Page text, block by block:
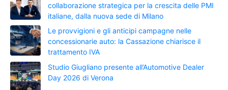
collaborazione strategica per la crescita delle PMI
italiane, dalla nuova sede di Milano
Le provvigioni e gli anticipi campagne nelle
concessionarie auto: la Cassazione chiarisce il
trattamento IVA
Studio Giugliano presente all’Automotive Dealer
Day 2026 di Verona